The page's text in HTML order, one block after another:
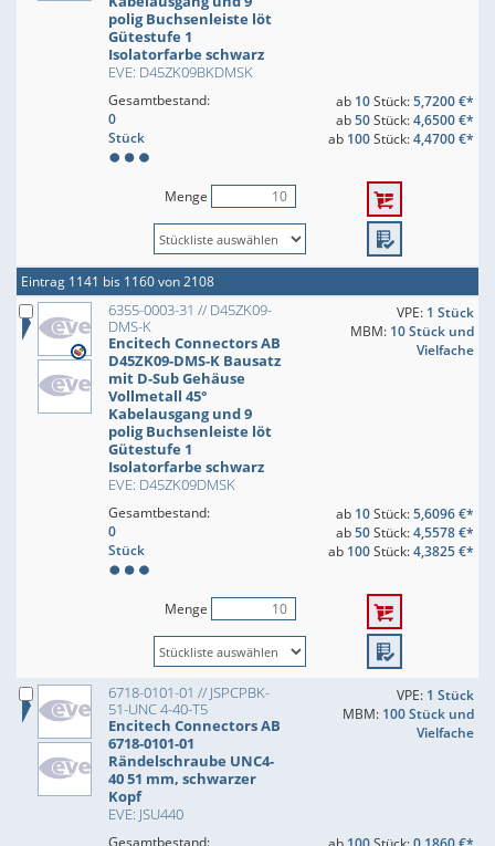
polig Buchsenleiste löt
Gütestufe 1
Isolatorfarbe schwarz
EVE: D45ZK09BKDMSK
Gesamtbestand:
0
Stück
ab 10Stück:5,7200 €*
ab50Stück:4,6500 €*
ab 100Stück:4,4700 €*
Menge
Eintrag 1141 bis 1160 von 2108
6355-0003-31 // D45ZK09-
DMS-K
Encitech Connectors AB
D45ZK09-DMS-K Bausatz
mit D-Sub Gehäuse
Vollmetall 45°
Kabelausgang und 9
polig Buchsenleiste löt
Gütestufe 1
Isolatorfarbe schwarz
EVE: D45ZK09DMSK
VPE: 1 Stück
MBM: 10 Stück und
Vielfache
Gesamtbestand:
0
Stück
ab 10Stück:5,6096 €*
ab50Stück:4,5578 €*
ab 100Stück:4,3825 €*
Menge
6718-0101-01 // JSPCPBK-
51-UNC 4-40-T5
Encitech Connectors AB
6718-0101-01
Rändelschraube UNC4-
40 51 mm, schwarzer
Kopf
EVE: JSU440
VPE: 1 Stück
MBM: 100 Stück und
Vielfache
Gesamtbestand: